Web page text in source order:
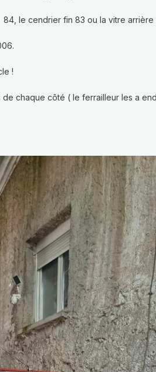
le cendrier fin 83 ou la vitre arrière
!
chaque côté ( le ferrailleur les a